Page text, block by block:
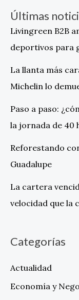
Últimas
Livingreen B2B
deportivos para
La llanta más
Michelin lo
Paso a paso:
la jornada de 40
Reforestando
Guadalupe
La cartera
velocidad que la
Categorías
Actualidad
Economía y